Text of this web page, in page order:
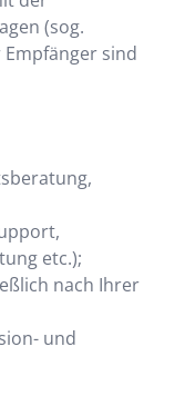
(sog.
sind
etc.);
nach Ihrer
und